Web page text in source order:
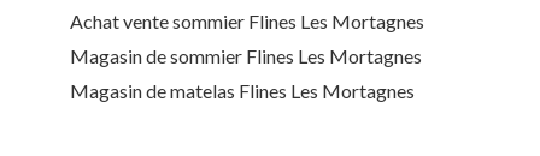
Achat vente sommier Flines Les Mortagnes
Magasin de sommier Flines Les Mortagnes
Magasin de matelas Flines Les Mortagnes